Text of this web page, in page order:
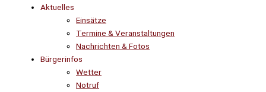
Aktuelles
Einsätze
Termine & Veranstaltungen
Nachrichten & Fotos
Bürgerinfos
Wetter
Notruf